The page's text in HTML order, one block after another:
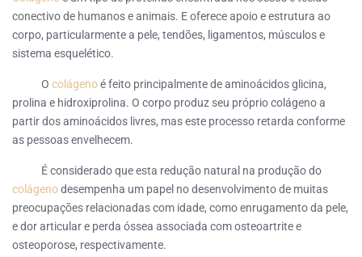
conectivo de humanos e animais. E oferece apoio e estrutura ao
corpo, particularmente a pele, tendões, ligamentos, músculos e
sistema esquelético.
O colágenoé feito principalmente de aminoácidos glicina,
prolina e hidroxiprolina. O corpo produz seu próprio colágeno a
partir dos aminoácidos livres, mas este processo retarda conforme
as pessoas envelhecem.
É considerado que esta redução natural na produção do
colágenodesempenha um papel no desenvolvimento de muitas
preocupações relacionadas com idade, como enrugamento da pele,
e dor articular e perda óssea associada com osteoartrite e
osteoporose, respectivamente.